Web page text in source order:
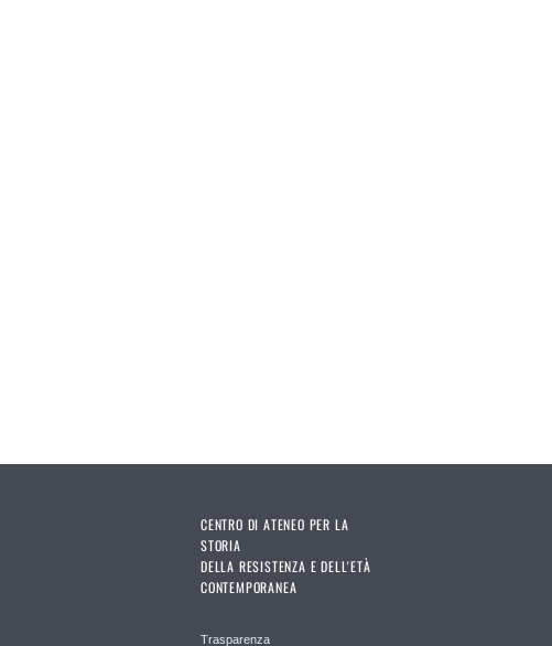
CENTRO DI ATENEO PER LA
STORIA
DELLA RESISTENZA E DELL'ETÀ
CONTEMPORANEA
Trasparenza